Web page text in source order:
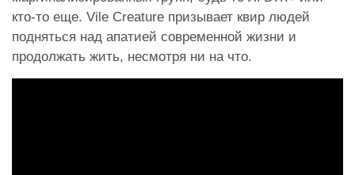
кто-то еще. Vile Creature призывает квир людей
подняться над апатией современной жизни и
продолжать жить, несмотря ни на что.